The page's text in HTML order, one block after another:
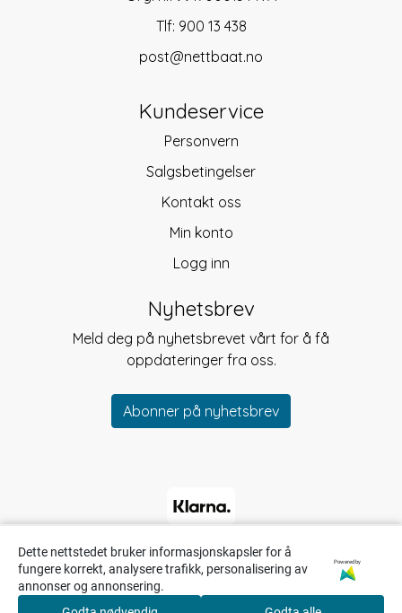
Tlf: 900 13 438
post@nettbaat.no
Kundeservice
Personvern
Salgsbetingelser
Kontakt oss
Min konto
Logg inn
Nyhetsbrev
Meld deg på nyhetsbrevet vårt for å få
oppdateringer fra oss.
Abonner på nyhetsbrev
Dette nettstedet bruker informasjonskapsler for å
fungere korrekt, analysere trafikk, personalisering av
annonser og annonsering.
Powered by